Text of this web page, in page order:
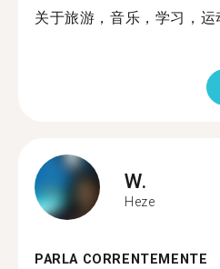
关于旅游，音乐，学习，运
W.
Heze
PARLA CORRENTEMENTE